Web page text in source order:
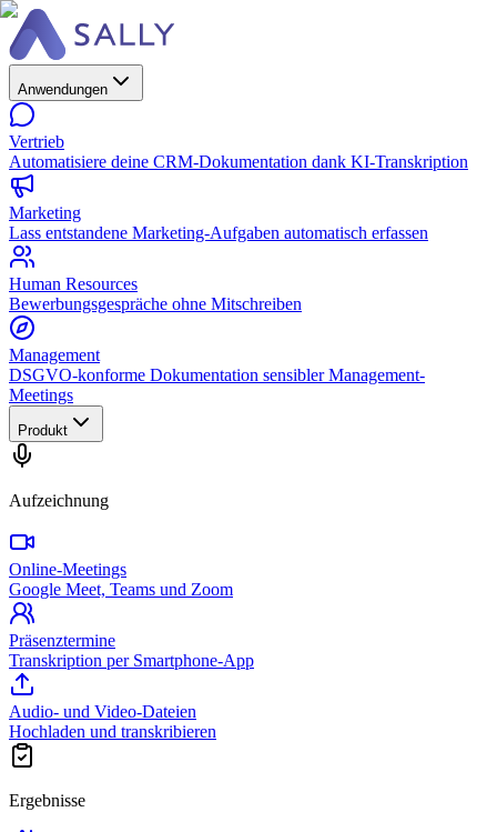
Anwendungen
Vertrieb
Automatisiere deine CRM-Dokumentation dank KI-Transkription
Marketing
Lass entstandene Marketing-Aufgaben automatisch erfassen
Human Resources
Bewerbungsgespräche ohne Mitschreiben
Management
DSGVO-konforme Dokumentation sensibler Management-
Meetings
Produkt
Aufzeichnung
Online-Meetings
Google Meet, Teams und Zoom
Präsenztermine
Transkription per Smartphone-App
Audio- und Video-Dateien
Hochladen und transkribieren
Ergebnisse